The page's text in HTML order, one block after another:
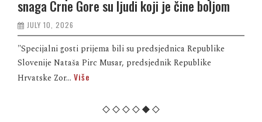
Klapuh slobodno se šetaju Bosnom i
Hercegovinom
JULY 9, 2026
"Tužilaštvo BiH nedavno je obavijestilo Ferida Klapuha
neće voditi istragu protiv Kovača i Vukovića za ubistvo